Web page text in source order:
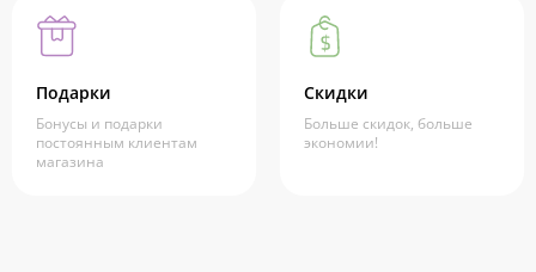
Подарки
Бонусы и подарки
постоянным клиентам
магазина
Скидки
Больше скидок, больше
экономии!